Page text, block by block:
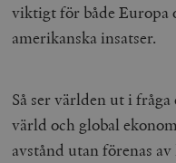
viktigt för både Europa
amerikanska insatser.
Så ser världen ut i
värld och global
avstånd utan förenas